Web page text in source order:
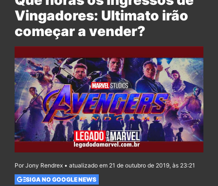
Vingadores: Ultimato irão
começar a vender?
Por Jony Rendrex • atualizado em 21 de outubro de 2019, às 23:21
SIGA NO GOOGLE NEWS